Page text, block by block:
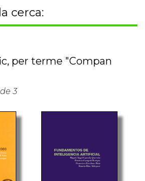
cerca:
per terme "Compan
3